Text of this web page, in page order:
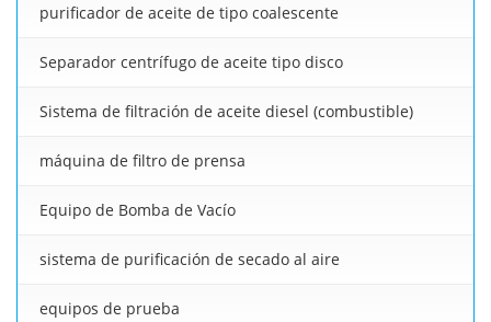
purificador de aceite de tipo coalescente
Separador centrífugo de aceite tipo disco
Sistema de filtración de aceite diesel (combustible)
máquina de filtro de prensa
Equipo de Bomba de Vacío
sistema de purificación de secado al aire
equipos de prueba